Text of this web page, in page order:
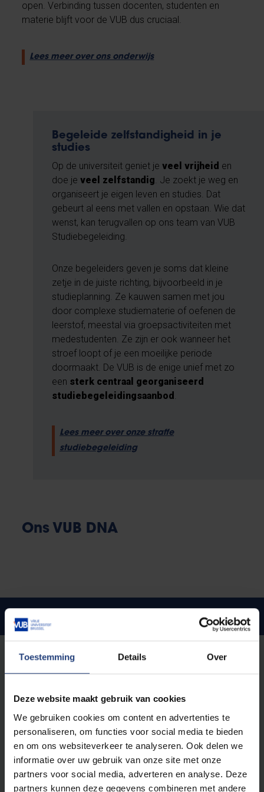
Toestemming Details Over
Deze website maakt gebruik van cookies
We gebruiken cookies om content en advertenties te
personaliseren, om functies voor social media te bieden
en om ons websiteverkeer te analyseren. Ook delen we
informatie over uw gebruik van onze site met onze
partners voor social media, adverteren en analyse. Deze
partners kunnen deze gegevens combineren met andere
open. Verbinding tussen docenten, studenten en
materie blijft voor de VUB dus cruciaal.
Lees meer over ons onderwijs
Begeleide zelfstandigheid in je
studies
Op de universiteit geniet je veel vrijheid en
doe je veel zelfstandig . Je zoekt je weg en
organiseert je eigen leven en studies. Dat
gebeurt al eens met vallen en opstaan. Wie dat
wenst, kan terugvallen op ons team van VUB
Studiebegeleiding.
Onze begeleiders geven je soms dat kleine
zetje in de juiste richting, bijvoorbeeld in je
studieplanning. Ze kauwen samen met jou
door complexe studiematerie of oefenen de
leerstof, meestal via groepsactiviteiten met
medestudenten. Ze zijn er ook wanneer het
stroef loopt of je een moeilijke periode
doormaakt. De VUB is de enige unief met zo
een sterk centraal georganiseerd
studiebegeleidingsaanbod
Lees meer over onze straffe
studiebegeleiding
Ons VUB DNA
Vrijheid en kritisch denken
Vrijheid is voor de Vrije Universiteit Brussel
fundamenteel. En dan vooral,
kritisch in vraag te stellen. Zonder vooroordelen of
vooraf bepaalde insteek.
Als vrije universiteit kennen we geen absolute
waarheden. We bestuderen de steeds veranderende
werkelijkheid volgens de principes van‘vrij
onderzoek’: vrij van religie, ideologie en